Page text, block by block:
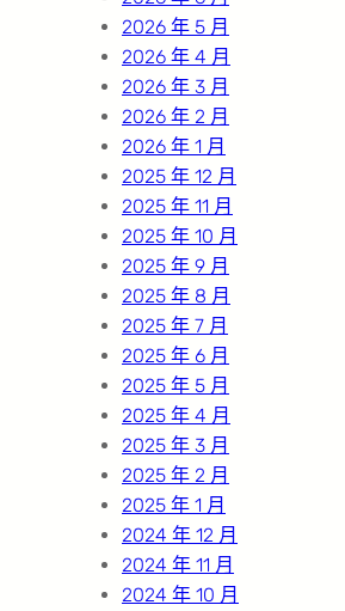
2026 年 5 月
2026 年 4 月
2026 年 3 月
2026 年 2 月
2026 年 1 月
2025 年 12 月
2025 年 11 月
2025 年 10 月
2025 年 9 月
2025 年 8 月
2025 年 7 月
2025 年 6 月
2025 年 5 月
2025 年 4 月
2025 年 3 月
2025 年 2 月
2025 年 1 月
2024 年 12 月
2024 年 11 月
2024 年 10 月